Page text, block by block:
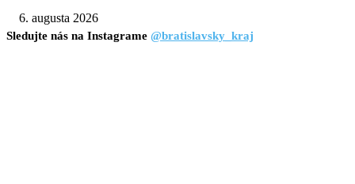
6. augusta 2026
Sledujte nás na Instagrame @bratislavsky_kraj